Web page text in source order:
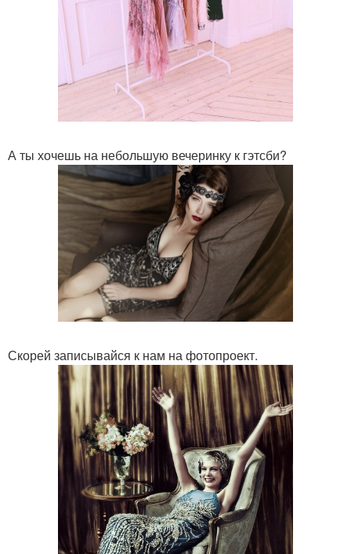
А ты хочешь на небольшую вечеринку к гэтсби?
Скорей записывайся к нам на фотопроект.